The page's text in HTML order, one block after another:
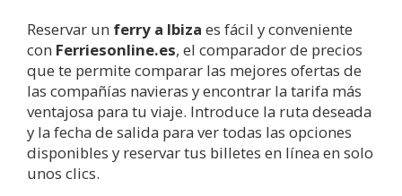
Reservar un ferry a Ibiza es fácil y conveniente
con Ferriesonline.es, el comparador de precios
que te permite comparar las mejores ofertas de
las compañías navieras y encontrar la tarifa más
ventajosa para tu viaje. Introduce la ruta deseada
y la fecha de salida para ver todas las opciones
disponibles y reservar tus billetes en línea en solo
unos clics.